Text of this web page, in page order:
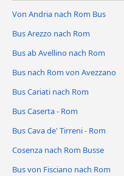
Von Andria nach Rom Bus
Bus Arezzo nach Rom
Bus ab Avellino nach Rom
Bus nach Rom von Avezzano
Bus Cariati nach Rom
Bus Caserta - Rom
Bus Cava de' Tirreni - Rom
Cosenza nach Rom Busse
Bus von Fisciano nach Rom